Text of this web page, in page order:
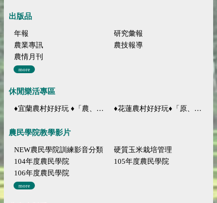
出版品
年報
研究彙報
農業專訊
農技報導
農情月刊
more
休閒樂活專區
♦宜蘭農村好好玩 ♦「農、藝、山、水」四條遊程推薦 ♦花蓮農村好好玩♦「原、生、慢、活」四條遊程推薦
農民學院教學影片
NEW農民學院訓練影音分類
硬質玉米栽培管理
104年度農民學院
105年度農民學院
106年度農民學院
more